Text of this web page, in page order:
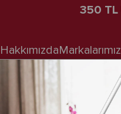
HakkımızdaMarkalarımız